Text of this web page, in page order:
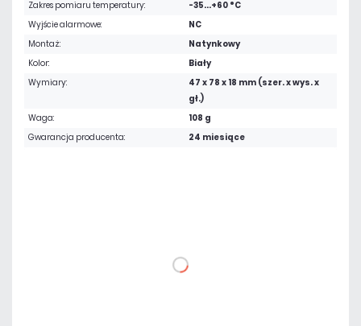
Zakres pomiaru temperatury:
-35...+60 °C
Wyjście alarmowe:
NC
Montaż:
Natynkowy
Kolor:
Biały
Wymiary:
47 x 78 x 18 mm (szer. x wys. x
gł.)
Waga:
108 g
Gwarancja producenta:
24 miesiące
DO KOSZYKA